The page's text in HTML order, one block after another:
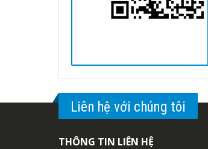
Liên hệ với chúng tôi
THÔNG TIN LIÊN HỆ